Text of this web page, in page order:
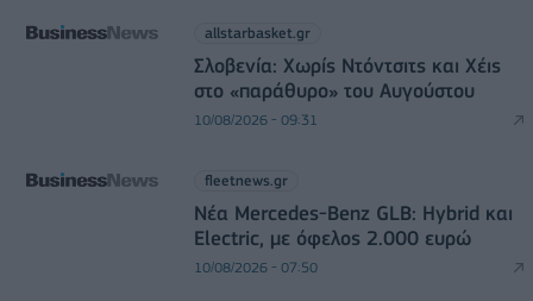
allstarbasket.gr
Σλοβενία: Χωρίς Ντόντσιτς και Χέις
στο «παράθυρο» του Αυγούστου
10/08/2026 - 09:31
fleetnews.gr
Νέα Mercedes-Benz GLB: Hybrid και
Electric, με όφελος 2.000 ευρώ
10/08/2026 - 07:50